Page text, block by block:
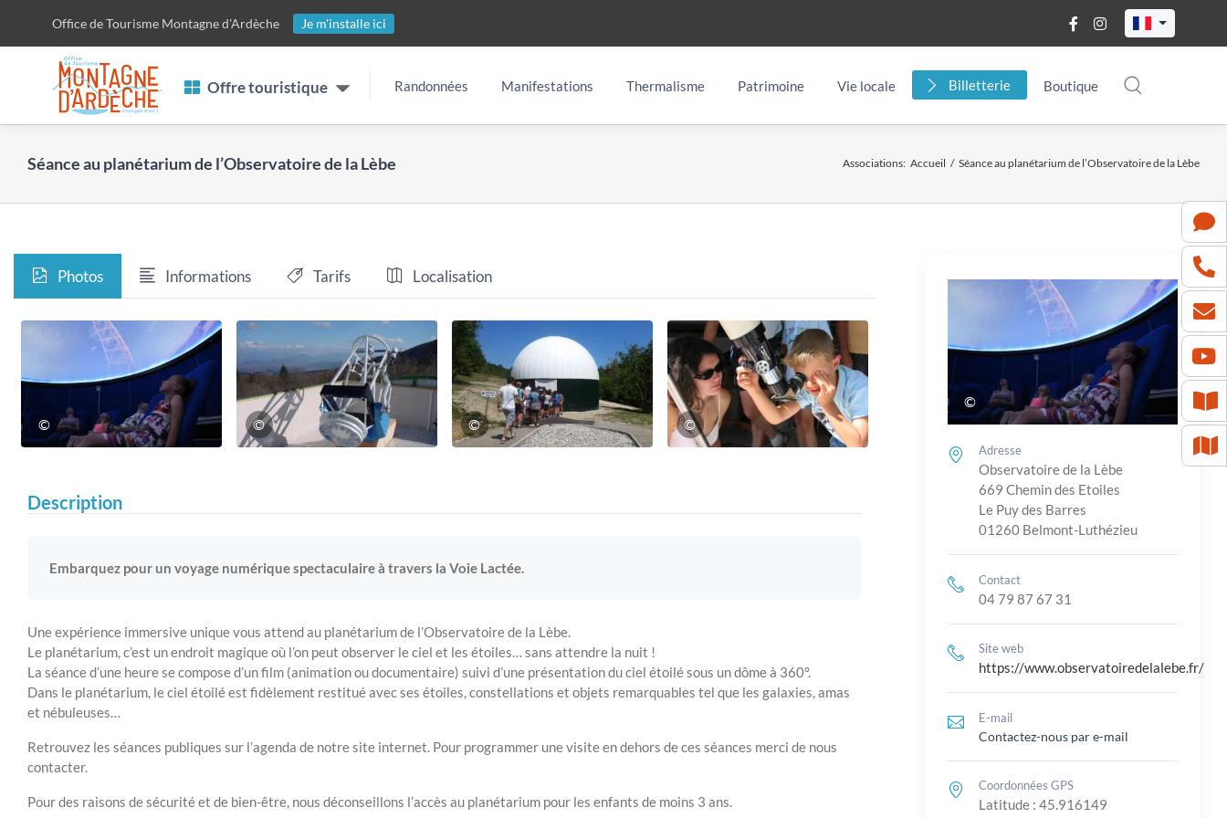
contenu
Office de Tourisme Montagne d'Ardèche Je m'installe ici
Offre touristique Randonnées Manifestations Thermalisme Patrimoine Vie locale Billetterie Boutique
Séance au planétarium de l’Observatoire de la Lèbe Associations: Accueil / Séance au planétarium de l’Observatoire de la Lèbe
Photos Informations Tarifs Localisation
© © © ©
Description
Embarquez pour un voyage numérique spectaculaire à travers la Voie Lactée.
Une expérience immersive unique vous attend au planétarium de l’Observatoire de la Lèbe.
Le planétarium, c’est un endroit magique où l’on peut observer le ciel et les étoiles… sans attendre la nuit !
La séance d’une heure se compose d’un film (animation ou documentaire) suivi d’une présentation du ciel étoilé sous un dôme à 360°.
Dans le planétarium, le ciel étoilé est fidèlement restitué avec ses étoiles, constellations et objets remarquables tel que les galaxies, amas
et nébuleuses…
Retrouvez les séances publiques sur l’agenda de notre site internet. Pour programmer une visite en dehors de ces séances merci de nous
contacter.
Pour des raisons de sécurité et de bien-être, nous déconseillons l’accès au planétarium pour les enfants de moins 3 ans.
©
Adresse
Observatoire de la Lèbe
669 Chemin des Etoiles
Le Puy des Barres
01260 Belmont-Luthézieu
Contact
04 79 87 67 31
Site web
https://www.observatoiredelalebe.fr/
E-mail
Contactez-nous par e-mail
Coordonnées GPS
Latitude : 45.916149